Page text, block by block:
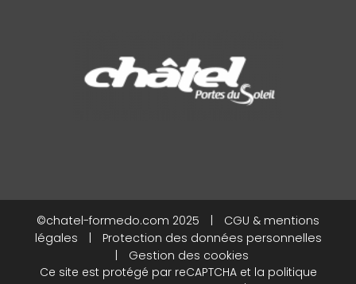
©chatel-formedo.com 2025
CGU & mentions
légales
Protection des données personnelles
Gestion des cookies
Ce site est protégé par reCAPTCHA et la politique